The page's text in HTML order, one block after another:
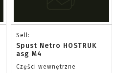
Sell:
Spust Netro HOSTRUK
asg M4
Części wewnętrzne